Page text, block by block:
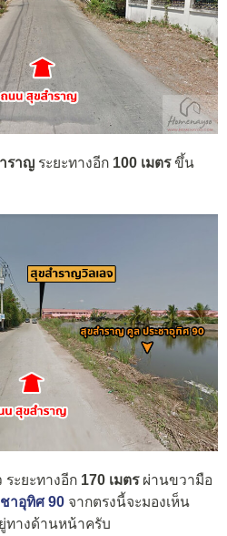
ราญ ระยะทางอีก 100 เมตรขึ้น
ะยะทางอีก 170 เมตรผ่านขวามือ
าอุทิศ 90 จากตรงนี้จะมองเห็น
ทางด้านหน้าครับ